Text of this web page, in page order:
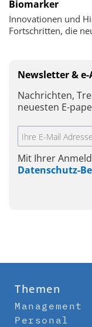
Biomarker
Innovationen und
Fortschritten, die
Newsletter & e-
Nachrichten,
neuesten E-
Mit Ihrer
Datenschutz-
Themen
Management
Personal